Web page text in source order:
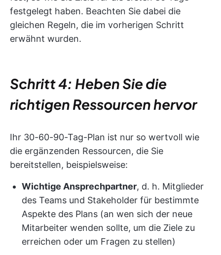
festgelegt haben. Beachten Sie dabei die
gleichen Regeln, die im vorherigen Schritt
erwähnt wurden.
Schritt 4: Heben Sie die
richtigen Ressourcen hervor
Ihr 30-60-90-Tag-Plan ist nur so wertvoll wie
die ergänzenden Ressourcen, die Sie
bereitstellen, beispielsweise:
Wichtige Ansprechpartner, d. h. Mitglieder
des Teams und Stakeholder für bestimmte
Aspekte des Plans (an wen sich der neue
Mitarbeiter wenden sollte, um die Ziele zu
erreichen oder um Fragen zu stellen)